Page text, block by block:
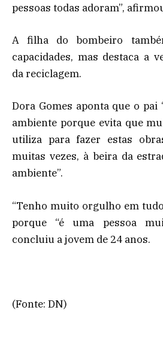
pessoas todas adoram”,
A filha do bombeiro
capacidades, mas destaca a
da reciclagem.
Dora Gomes aponta que o pai
ambiente porque evita que
utiliza para fazer estas
muitas vezes, à beira da
ambiente”.
“Tenho muito orgulho em
porque “é uma pessoa
concluiu a jovem de 24 anos.
(Fonte: DN)